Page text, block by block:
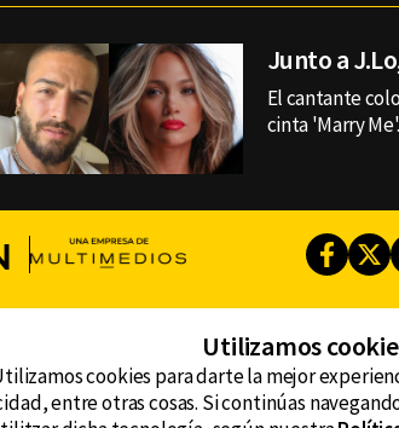
Junto a
El cantante
cinta 'Marry Me'.
incluyendo
AVISO
AVISO
Utilizamos
cookies para darte la mejor
entre otras cosas. Si continúas